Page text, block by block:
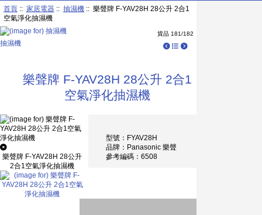
首頁:: 家居電器:: 抽濕機:: 樂聲牌 F-YAV28H 28公升 2合1
空氣淨化抽濕機
抽濕機
貨品 181/182
樂聲牌 F-YAV28H 28公升 2合1
空氣淨化抽濕機
樂聲牌 F-YAV28H 28公升
2合1空氣淨化抽濕機
型號：FYAV28H
品牌：Panasonic 樂聲
參考編碼：6508